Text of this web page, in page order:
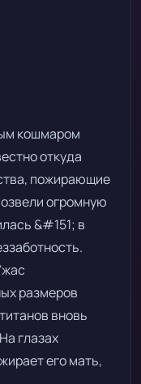
кошмаром
откуда
пожирающие
огромную
&#151; в
размеров
вновь
глазах
его мать,